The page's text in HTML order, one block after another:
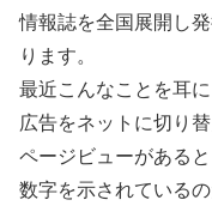
情報誌を全国展開し
ります。
最近こんなことを耳に
広告をネットに切り
ページビューがあると
数字を示されている